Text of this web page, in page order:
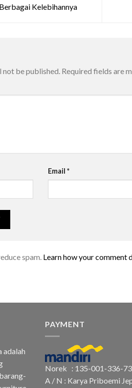
Kelebihannya
be published. Required fields are
Email *
spam. Learn how your comment
adalah
PAYMENT
Norek : 135-001-336-
A / N : Karya Priboemi